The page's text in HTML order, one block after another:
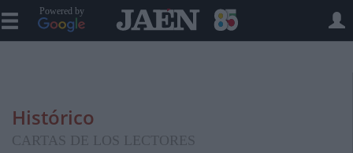
Powered by
Histórico
CARTAS DE LOS LECTORES